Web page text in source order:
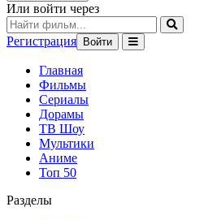
Или войти через
Регистрация Войти
Главная
Фильмы
Сериалы
Дорамы
ТВ Шоу
Мультики
Аниме
Топ 50
Разделы